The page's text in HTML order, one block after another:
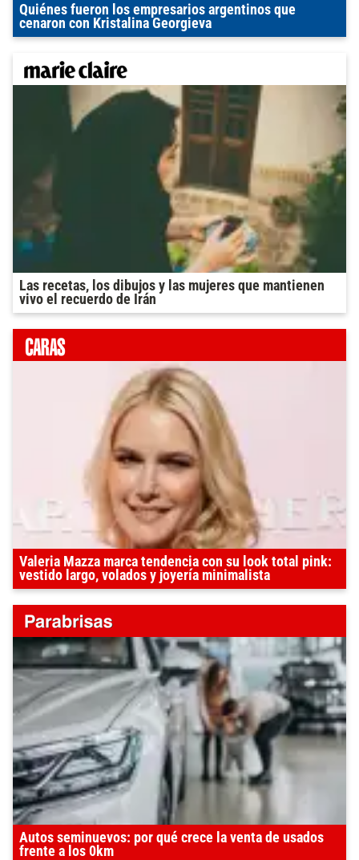
Quiénes fueron los empresarios argentinos que
cenaron con Kristalina Georgieva
Las recetas, los dibujos y las mujeres que mantienen
vivo el recuerdo de Irán
Valeria Mazza marca tendencia con su look total pink:
vestido largo, volados y joyería minimalista
Autos seminuevos: por qué crece la venta de usados
frente a los 0km